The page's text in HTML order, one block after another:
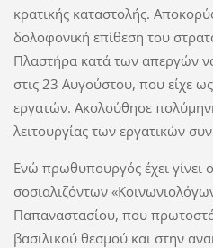
κρατικής καταστολής.
δολοφονική επίθεση του
Πλαστήρα κατά των απεργών
στις 23 Αυγούστου, που είχε
εργατών. Ακολούθησε
λειτουργίας των εργατικών
Ενώ πρωθυπουργός έχει γίνει
σοσιαλιζόντων
Παπαναστασίου, που
βασιλικού θεσμού και στην